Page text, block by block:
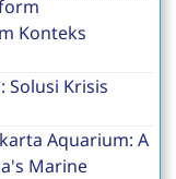
Konteks
Solusi Krisis
Aquarium: A
Marine